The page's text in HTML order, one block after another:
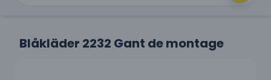
Blåkläder 2232 Gant de montage